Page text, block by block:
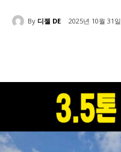
By 디젤 DE 2025년 10월 31일